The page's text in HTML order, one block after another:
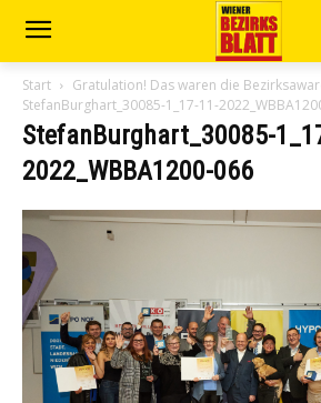
Start
Gratulation! Das waren die
StefanBurghart_30085-1_17-11-
StefanBurghart_30085-
2022_WBBA1200-066